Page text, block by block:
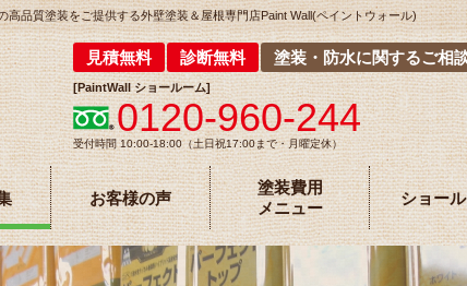
品質塗装をご提供する外壁塗装＆屋根専門店Paint Wall(ペイントウォール)
見積無料 診断無料 塗装・防水に関するご相
[PaintWallショールーム]
0120-960-244
受付時間 10:00-18:00（土日祝17:00まで・月曜定休）
お客様の声
塗装費用
メニュー
ショー